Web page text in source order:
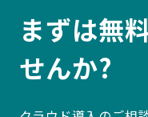
まずは無
せんか?